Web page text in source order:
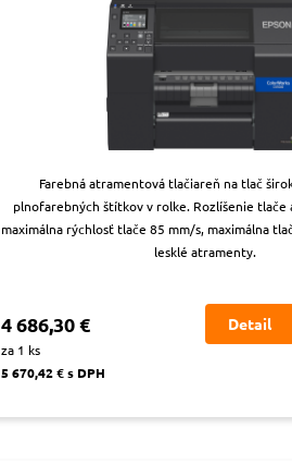
Farebná atramentová tlačiareň na tlač
plnofarebných štítkov v rolke. Rozlíšenie tlače
maximálna rýchlosť tlače 85 mm/s, maximálna
lesklé atramenty.
4 686,30 €
za 1 ks
5 670,42 € s DPH
Detail